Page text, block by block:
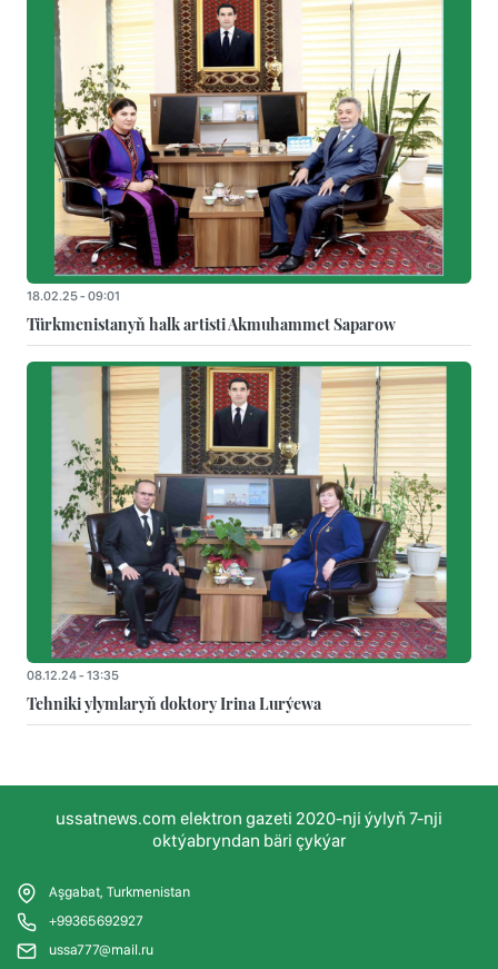
18.02.25 - 09:01
Türkmenistanyň halk artisti Akmuhammet Saparow
08.12.24 - 13:35
Tehniki ylymlaryň doktory Irina Lurýewa
ussatnews.com elektron gazeti 2020-nji ýylyň 7-nji
oktýabryndan bäri çykýar
Aşgabat, Turkmenistan
+99365692927
ussa777@mail.ru